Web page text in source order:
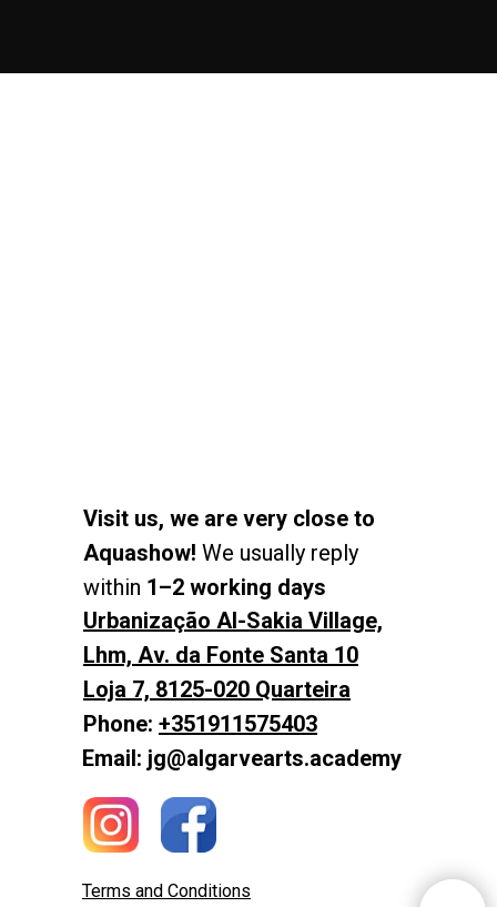
Email: jg@algarvearts.academy
Phone: +351911575403
Urbanização Al-Sakia Village,
Lhm, Av. da Fonte Santa 10
Loja 7, 8125-020 Quarteira
Visit us, we are very close to
Aquashow! We usually reply
within 1–2 working days
Terms and Conditions